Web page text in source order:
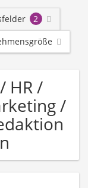
2
HR /
/